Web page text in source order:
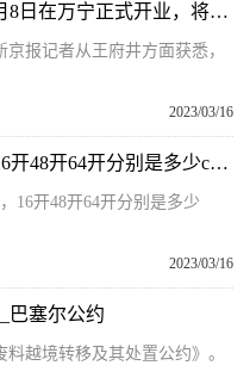
全球焦点！王府井国际免税港4月8日在万宁正式开业，将举办海南首届香化节
报记者从王府井方面获悉，
2023/03/16
天天快报!正16开的尺寸是多少 16开48开64开分别是多少cmcm_只要cm尺寸就行
16开48开64开分别是多少
2023/03/16
巴塞尔公约
越境转移及其处置公约》。